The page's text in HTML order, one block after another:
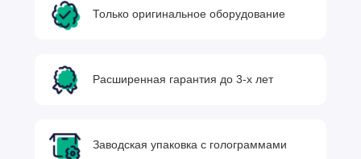
Только оригинальное оборудование
Расширенная гарантия до 3-х лет
Заводская упаковка с голограммами